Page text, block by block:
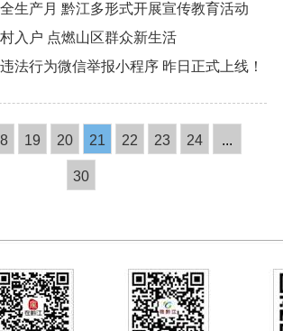
生产月 黔江多形式开展宣传教育活动
入户 点燃山区群众新生活
法行为微信举报小程序 昨日正式上线！
19 20 21 22 23 24 ...
30